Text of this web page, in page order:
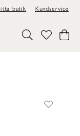
butik Kundservice